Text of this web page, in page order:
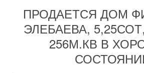
ПРОДАЕТСЯ ДОМ
ЭЛЕБАЕВА,
256М.КВ В